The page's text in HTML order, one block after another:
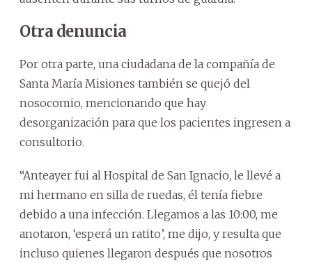
Otra denuncia
Por otra parte, una ciudadana de la compañía de
Santa María Misiones también se quejó del
nosocomio, mencionando que hay
desorganización para que los pacientes ingresen a
consultorio.
“Anteayer fui al Hospital de San Ignacio, le llevé a
mi hermano en silla de ruedas, él tenía fiebre
debido a una infección. Llegamos a las 10:00, me
anotaron, ‘esperá un ratito’, me dijo, y resulta que
incluso quienes llegaron después que nosotros